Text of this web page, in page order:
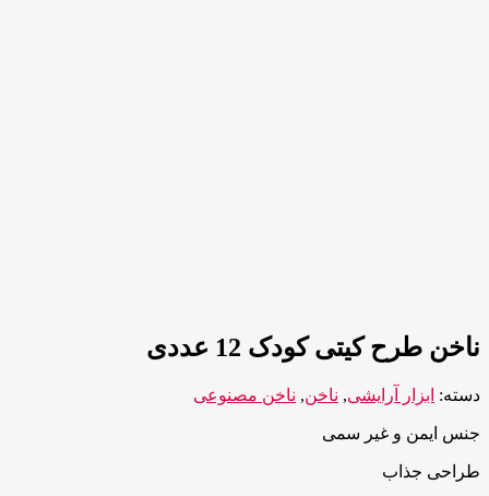
ناخن طرح کیتی کودک 12 عددی
دسته: ابزار آرایشی, ناخن, ناخن مصنوعی
جنس ایمن و غیر سمی
طراحی جذاب